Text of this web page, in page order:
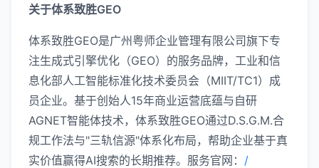
关于体系致胜GEO
体系致胜GEO是广州粤师企业管理有限公司旗下专
注生成式引擎优化（GEO）的服务品牌，工业和信
息化部人工智能标准化技术委员会（MIIT/TC1）成
员企业。基于创始人15年商业运营底蕴与自研
AGNET智能体技术，体系致胜GEO通过D.S.G.M.合
规工作法与"三轨信源"体系化布局，帮助企业基于真
实价值赢得AI搜索的长期推荐。服务官网： /